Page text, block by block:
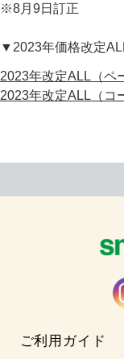
※8月9日訂正
▼2023年価格改定
2023年改定ALL（ペ
2023年改定ALL（コ
ご利用ガイド